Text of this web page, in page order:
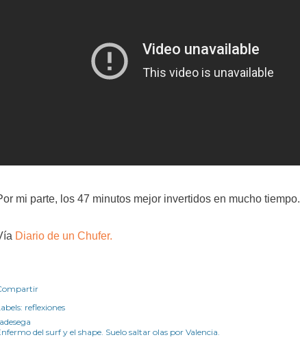
mi parte, los 47 minutos mejor invertidos en mucho tiempo.
Diario de un Chufer.
reflexiones
del surf y el shape. Suelo saltar olas por Valencia.